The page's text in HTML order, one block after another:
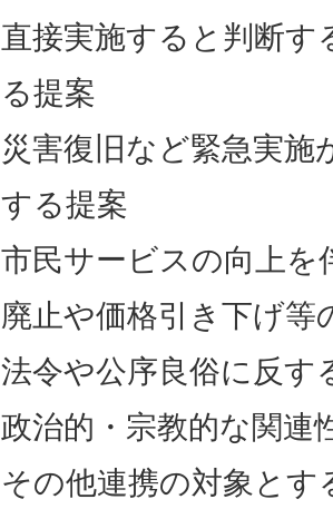
直接実施すると判断す
る提案
災害復旧など緊急実施
する提案
市民サービスの向上を
廃止や価格引き下げ等
法令や公序良俗に反す
政治的・宗教的な関連
その他連携の対象と